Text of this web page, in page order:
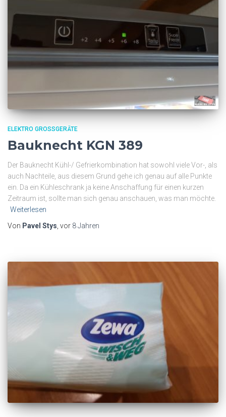
ELEKTRO GROSSGERÄTE
Bauknecht KGN 389
Der Bauknecht Kühl-/ Gefrierkombination hat sowohl viele Vor-, als
auch Nachteile, aus diesem Grund gehe ich genau auf alle Punkte
ein. Da ein Kühleschrank ja keine Anschaffung für einen kurzen
Zeitraum ist, sollte man sich genau anschauen, was man möchte.
Weiterlesen
Von Pavel Stys, vor 8 Jahren